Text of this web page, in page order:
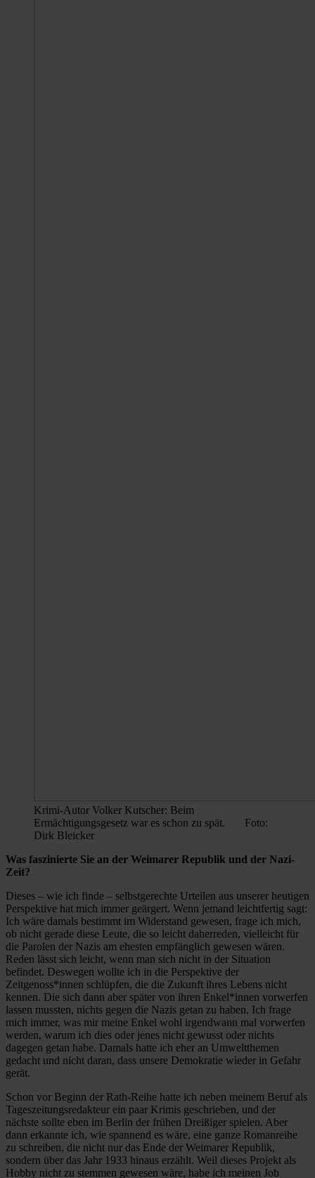
Krimi-Autor Volker Kutscher: Beim
Ermächtigungsgesetz war es schon zu spät. Foto:
Dirk Bleicker
Was faszinierte Sie an der Weimarer Republik und der Nazi-
Zeit?
Dieses – wie ich finde – selbstgerechte Urteilen aus unserer heutigen
Perspektive hat mich immer geärgert. Wenn jemand leichtfertig sagt:
Ich wäre damals bestimmt im Widerstand gewesen, frage ich mich,
ob nicht gerade diese Leute, die so leicht daherreden, vielleicht für
die Parolen der Nazis am ehesten empfänglich gewesen wären.
Reden lässt sich leicht, wenn man sich nicht in der Situation
befindet. Deswegen wollte ich in die Perspektive der
Zeitgenoss*innen schlüpfen, die die Zukunft ihres Lebens nicht
kennen. Die sich dann aber später von ihren Enkel*innen vorwerfen
lassen mussten, nichts gegen die Nazis getan zu haben. Ich frage
mich immer, was mir meine Enkel wohl irgendwann mal vorwerfen
werden, warum ich dies oder jenes nicht gewusst oder nichts
dagegen getan habe. Damals hatte ich eher an Umweltthemen
gedacht und nicht daran, dass unsere Demokratie wieder in Gefahr
gerät.
Schon vor Beginn der Rath-Reihe hatte ich neben meinem Beruf als
Tageszeitungsredakteur ein paar Krimis geschrieben, und der
nächste sollte eben im Berlin der frühen Dreißiger spielen. Aber
dann erkannte ich, wie spannend es wäre, eine ganze Romanreihe
zu schreiben, die nicht nur das Ende der Weimarer Republik,
sondern über das Jahr 1933 hinaus erzählt. Weil dieses Projekt als
Hobby nicht zu stemmen gewesen wäre, habe ich meinen Job